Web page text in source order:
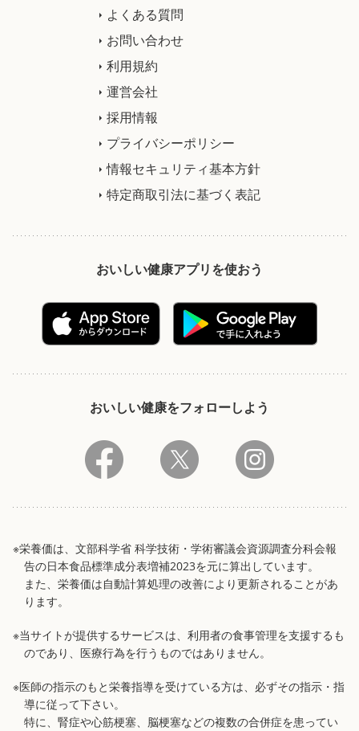
よくある質問
お問い合わせ
利用規約
運営会社
採用情報
プライバシーポリシー
情報セキュリティ基本方針
特定商取引法に基づく表記
おいしい健康アプリを使おう
おいしい健康をフォローしよう
※栄養価は、文部科学省 科学技術・学術審議会資源調査分科会報
告の日本食品標準成分表増補2023を元に算出しています。
また、栄養価は自動計算処理の改善により更新されることがあ
ります。
※当サイトが提供するサービスは、利用者の食事管理を支援するも
のであり、医療行為を行うものではありません。
※医師の指示のもと栄養指導を受けている方は、必ずその指示・指
導に従って下さい。
特に、腎症や心筋梗塞、脳梗塞などの複数の合併症を患ってい